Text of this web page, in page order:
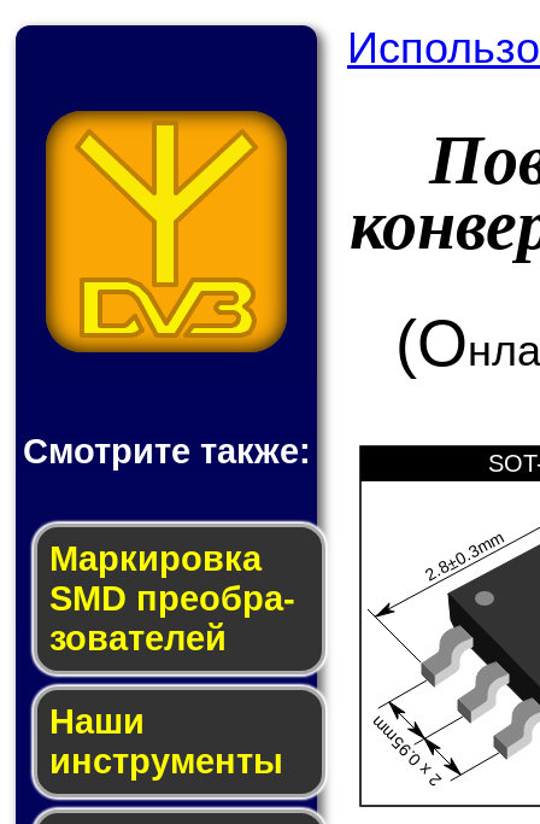
Смотрите также:
Мар­ки­ров­ка
SMD пре­об­ра­
зо­ва­те­лей
Наши
инструменты
(О
2.8±0.3mm
2 x 0.95mm